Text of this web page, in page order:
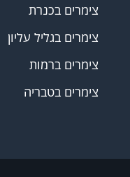
צימרים בכנרת
צימרים בגליל עליון
צימרים ברמות
צימרים בטבריה